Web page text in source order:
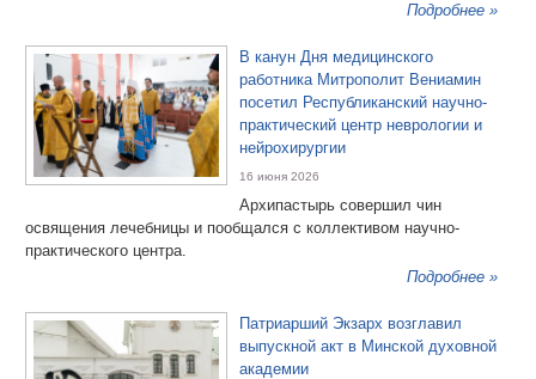
Подробнее »
В канун Дня медицинского
работника Митрополит Вениамин
посетил Республиканский научно-
практический центр неврологии и
нейрохирургии
16 июня 2026
Архипастырь совершил чин
освящения лечебницы и пообщался с коллективом научно-
практического центра.
Подробнее »
Патриарший Экзарх возглавил
выпускной акт в Минской духовной
академии